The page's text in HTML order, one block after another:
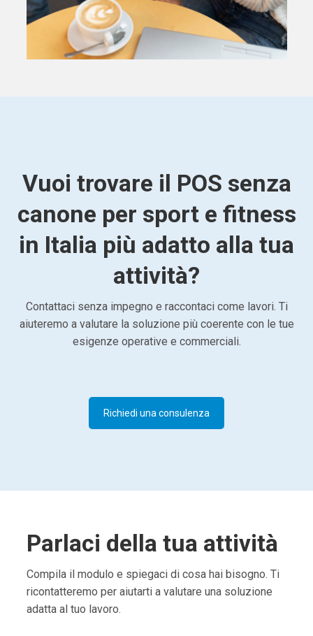
Vuoi trovare il POS senza
canone per sport e fitness
in Italia più adatto alla tua
attività?
Contattaci senza impegno e raccontaci come lavori. Ti
aiuteremo a valutare la soluzione più coerente con le tue
esigenze operative e commerciali.
Richiedi una consulenza
Parlaci della tua attività
Compila il modulo e spiegaci di cosa hai bisogno. Ti
ricontatteremo per aiutarti a valutare una soluzione
adatta al tuo lavoro.